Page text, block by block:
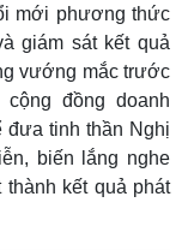
mới phương thức
giám sát kết quả
vướng mắc trước
đồng doanh
tinh thần Nghị
biến lắng nghe
kết quả phát